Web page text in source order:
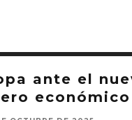
ante el